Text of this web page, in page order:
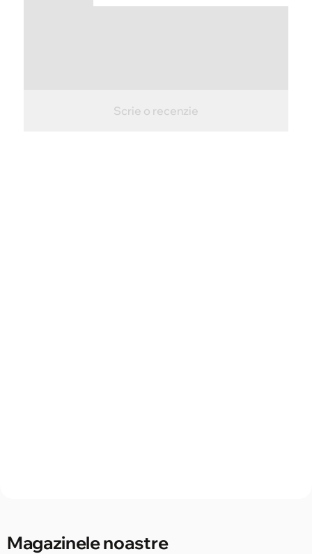
Scrie o recenzie
Magazinele noastre